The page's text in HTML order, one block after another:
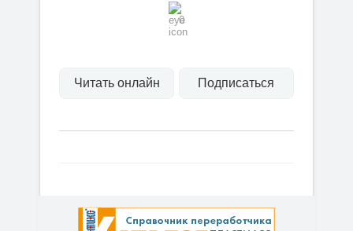
0
Читать онлайн Подписаться